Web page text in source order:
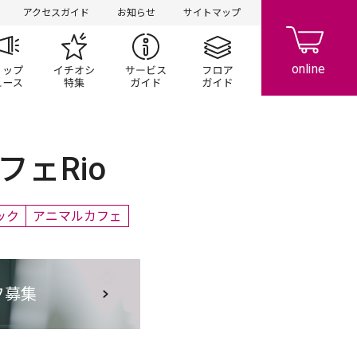
アクセスガイド お知らせ サイトマップ
ン
プ一覧 ショップニュースイチオシ特集 サービスガイドフロアガイド
ェRio
ク アニマルカフェ
募集